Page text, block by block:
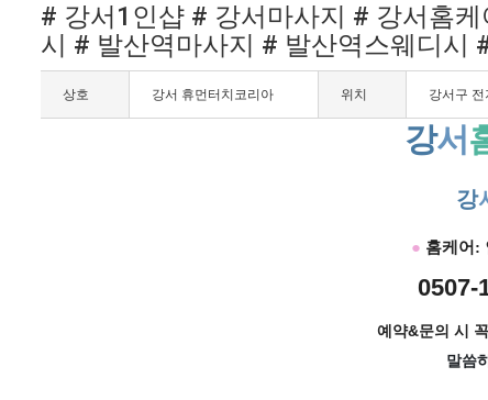
# 강서1인샵 # 강서마사지 # 강서홈
시 # 발산역마사지 # 발산역스웨디시
상호 강서 휴먼터치코리아 위치 강서구 전
강서
강
● 홈케어:
0507-
예약&문의 시
말씀